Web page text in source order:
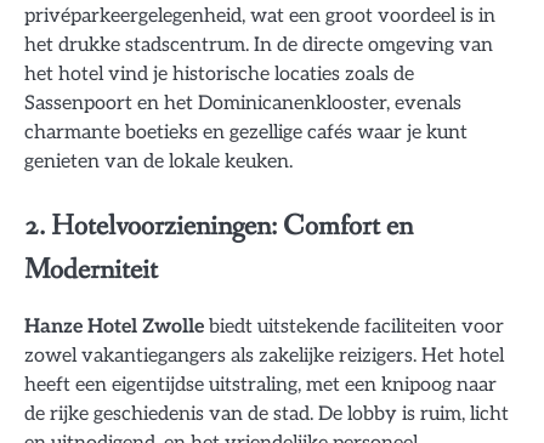
privéparkeergelegenheid, wat een groot voordeel is in
het drukke stadscentrum. In de directe omgeving van
het hotel vind je historische locaties zoals de
Sassenpoort en het Dominicanenklooster, evenals
charmante boetieks en gezellige cafés waar je kunt
genieten van de lokale keuken.
2. Hotelvoorzieningen: Comfort en
Moderniteit
Hanze Hotel Zwolle biedt uitstekende faciliteiten voor
zowel vakantiegangers als zakelijke reizigers. Het hotel
heeft een eigentijdse uitstraling, met een knipoog naar
de rijke geschiedenis van de stad. De lobby is ruim, licht